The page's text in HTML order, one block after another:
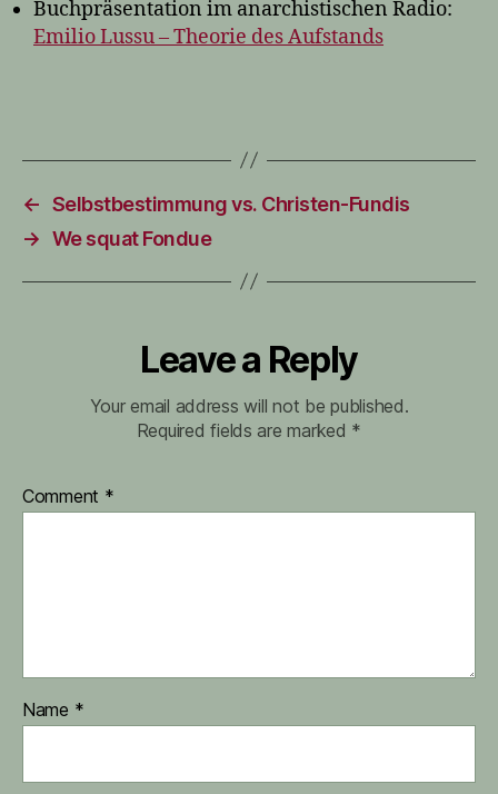
Buchpräsentation im anarchistischen Radio:
Emilio Lussu – Theorie des Aufstands
← Selbstbestimmung vs. Christen-Fundis
→ We squat Fondue
Leave a Reply
Your email address will not be published.
Required fields are marked *
Comment *
Name *